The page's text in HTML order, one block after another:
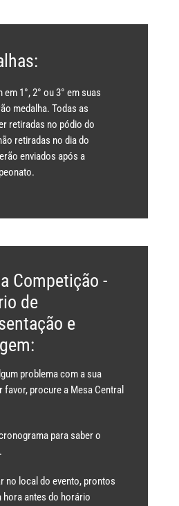
1°, 2° ou 3° em suas
medalha. Todas as
retiradas no pódio do
retiradas no dia do
enviados após a
Competição -
de
e
problema com a sua
procure a Mesa Central
para saber o
no local do evento, prontos
hora antes do horário